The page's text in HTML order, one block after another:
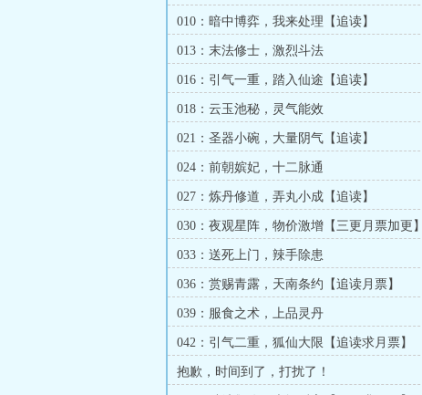
010：暗中博弈，我来处理【追读】
013：末法修士，激烈斗法
016：引气一重，踏入仙途【追读】
018：云玉池秘，灵气能效
021：圣器小碗，大量阴气【追读】
024：前朝嫔妃，十二脉通
027：炼丹修道，弄丸小成【追读】
030：夜观星阵，物价激增【三更月票加更】
033：送死上门，辣手除患
036：赏赐青露，天南条约【追读月票】
039：服食之术，上品灵丹
042：引气二重，狐仙大限【追读求月票】
抱歉，时间到了，打扰了！